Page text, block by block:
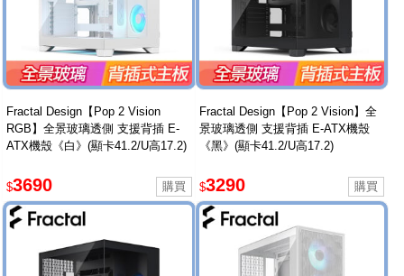
Fractal Design【Pop 2 Vision
RGB】全景玻璃透側 支援背插 E-
ATX機殼《白》(顯卡41.2/U高17.2)
$3690
Fractal Design【Pop 2 Vision】全
景玻璃透側 支援背插 E-ATX機殼
《黑》(顯卡41.2/U高17.2)
$3290